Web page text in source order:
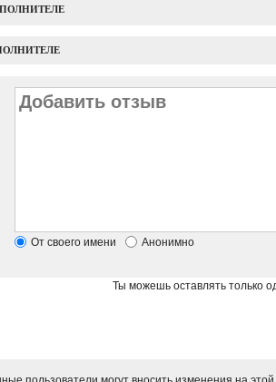
От своего имени Анонимно
Ты можешь оставлять только